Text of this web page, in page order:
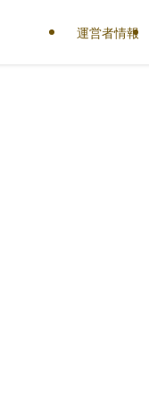
運営者情報